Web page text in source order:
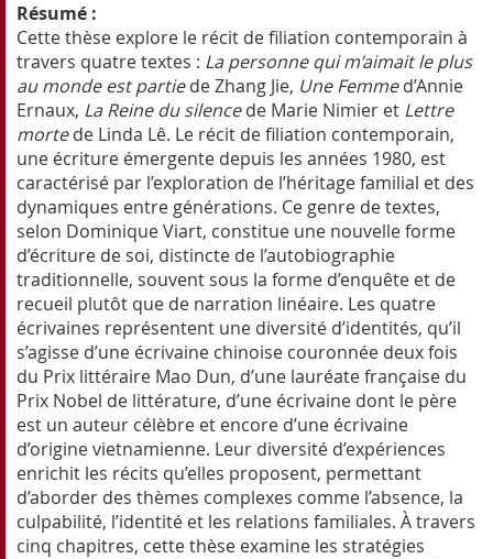
Résumé :
Cette thèse explore le récit de filiation contemporain à
travers quatre textes : La personne qui m’aimait le plus
au monde est partiede Zhang Jie, Une Femmed’Annie
Ernaux, La Reine du silencede Marie Nimier et Lettre
mortede Linda Lê. Le récit de filiation contemporain,
une écriture émergente depuis les années 1980, est
caractérisé par l’exploration de l’héritage familial et des
dynamiques entre générations. Ce genre de textes,
selon Dominique Viart, constitue une nouvelle forme
d’écriture de soi, distincte de l’autobiographie
traditionnelle, souvent sous la forme d’enquête et de
recueil plutôt que de narration linéaire. Les quatre
écrivaines représentent une diversité d’identités, qu’il
s’agisse d’une écrivaine chinoise couronnée deux fois
du Prix littéraire Mao Dun, d’une lauréate française du
Prix Nobel de littérature, d’une écrivaine dont le père
est un auteur célèbre et encore d’une écrivaine
d’origine vietnamienne. Leur diversité d’expériences
enrichit les récits qu’elles proposent, permettant
d’aborder des thèmes complexes comme l’absence, la
culpabilité, l’identité et les relations familiales. À travers
cinq chapitres, cette thèse examine les stratégies